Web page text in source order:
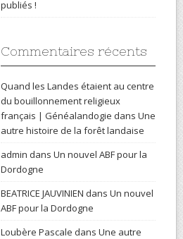
publiés !
Commentaires récents
Quand les Landes étaient au centre
du bouillonnement religieux
français | Généalandogie dans Une
autre histoire de la forêt landaise
admin dans Un nouvel ABF pour la
Dordogne
BEATRICE JAUVINIEN dans Un nouvel
ABF pour la Dordogne
Loubère Pascale dans Une autre